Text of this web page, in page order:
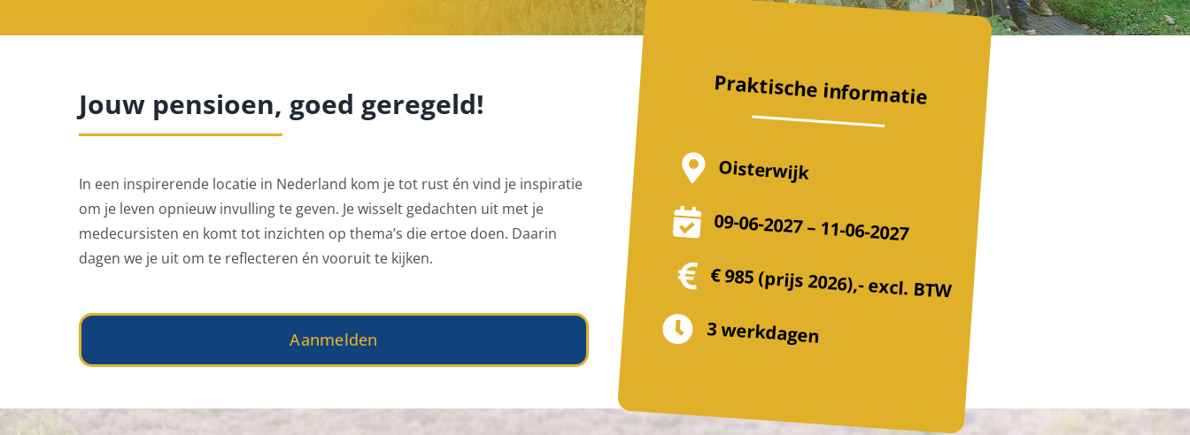
Jouw pensioen, goed geregeld!
In een inspirerende locatie in Nederland kom je tot rust én vind je inspiratie
om je leven opnieuw invulling te geven. Je wisselt gedachten uit met je
medecursisten en komt tot inzichten op thema’s die ertoe doen. Daarin
dagen we je uit om te reflecteren én vooruit te kijken.
Aanmelden
Praktische informatie
Oisterwijk
09-06-2027 – 11-06-2027
€ 985 (prijs 2026),-excl. BTW
3 werkdagen